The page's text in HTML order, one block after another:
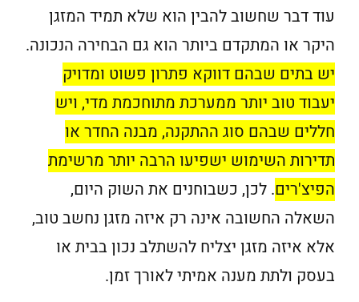
עוד דבר שחשוב להבין הוא שלא תמיד המזגן
היקר או המתקדם ביותר הוא גם הבחירה הנכונה.
יש בתים שבהם דווקא פתרון פשוט ומדויק
יעבוד טוב יותר ממערכת מתוחכמת מדי, ויש
חללים שבהם סוג ההתקנה, מבנה החדר או
תדירות השימוש ישפיעו הרבה יותר מרשימת
הפיצ'רים. לכן, כשבוחנים את השוק היום,
השאלה החשובה אינה רק איזה מזגן נחשב טוב,
אלא איזה מזגן יצליח להשתלב נכון בבית או
בעסק ולתת מענה אמיתי לאורך זמן.